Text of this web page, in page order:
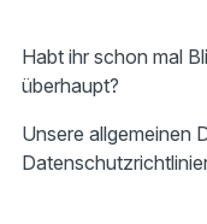
Habt ihr schon mal
überhaupt?
Unsere allgemeinen